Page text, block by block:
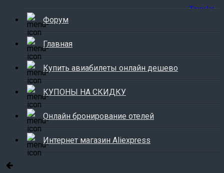
Форум
Главная
Купить авиабилеты онлайн дешево
КУПОНЫ НА СКИДКУ
Онлайн бронирование отелей
Интернет магазин Aliexpress